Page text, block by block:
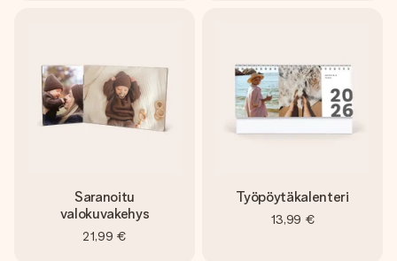
Saranoitu
valokuvakehys
21,99 €
Työpöytäkalenteri
13,99 €